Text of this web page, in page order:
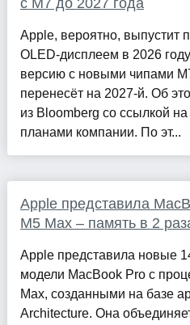
с M7 до 2027 года
Apple, вероятно, выпустит
OLED-дисплеем в 2026
версию с новыми чипами
перенесёт на 2027-й. Об
из Bloomberg со ссылкой
планами компании. По эт...
Apple представила
M5 Max – память в 2
Apple представила новые
модели MacBook Pro с
Max, созданными на базе
Architecture. Она